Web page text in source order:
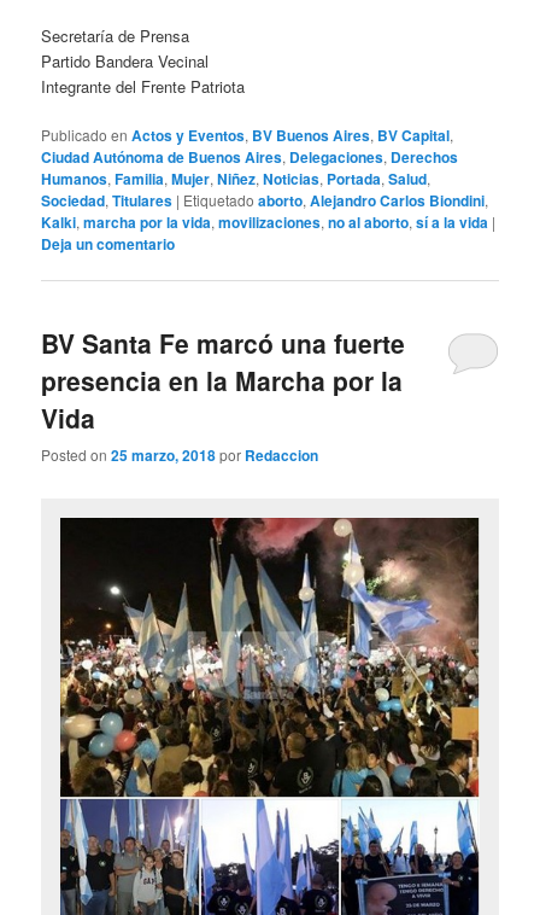
Secretaría de Prensa
Partido Bandera Vecinal
Integrante del Frente Patriota
Publicado en Actos y Eventos, BV Buenos Aires, BV Capital,
Ciudad Autónoma de Buenos Aires, Delegaciones, Derechos
Humanos,Familia,Mujer,Niñez,Noticias, Portada,Salud,
Sociedad,Titulares | Etiquetado aborto,Alejandro Carlos Biondini,
Kalki,marcha por la vida,movilizaciones,no al aborto,sí a la vida |
Deja un comentario
BV Santa Fe marcó una fuerte
presencia en la Marcha por la
Vida
Posted on25 marzo, 2018por Redaccion